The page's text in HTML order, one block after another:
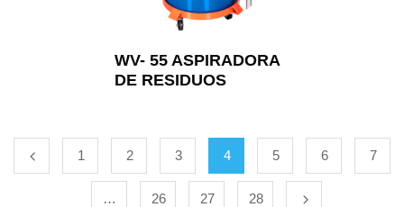
WV- 55 ASPIRADORA
DE RESIDUOS
1 2 3 4 5 6 7
… 26 27 28